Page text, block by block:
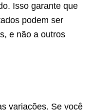
Isso garante que
podem ser
e não a outros
variações. Se você